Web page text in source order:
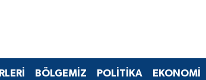
BÖLGEMİZ POLİTİKA EKONOMİ